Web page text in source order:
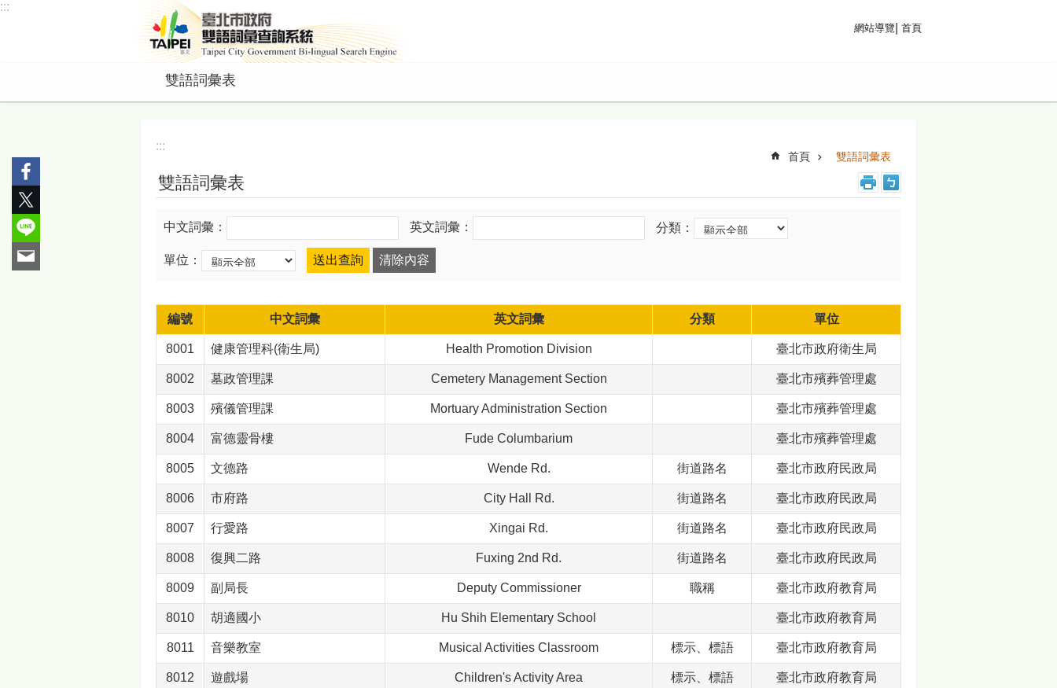
跳到主要內容區塊
:::
網站導覽 首頁
雙語詞彙表
:::
首頁 雙語詞彙表
雙語詞彙表
中文詞彙： 英文詞彙： 分類：
單位：
編號 中文詞彙 英文詞彙 分類 單位
8001 健康管理科(衛生局) Health Promotion Division 臺北市政府衛生局
8002 墓政管理課 Cemetery Management Section 臺北市殯葬管理處
8003 殯儀管理課 Mortuary Administration Section 臺北市殯葬管理處
8004 富德靈骨樓 Fude Columbarium 臺北市殯葬管理處
8005 文德路 Wende Rd. 街道路名 臺北市政府民政局
8006 市府路 City Hall Rd. 街道路名 臺北市政府民政局
8007 行愛路 Xingai Rd. 街道路名 臺北市政府民政局
8008 復興二路 Fuxing 2nd Rd. 街道路名 臺北市政府民政局
8009 副局長 Deputy Commissioner 職稱 臺北市政府教育局
8010 胡適國小 Hu Shih Elementary School 臺北市政府教育局
8011 音樂教室 Musical Activities Classroom 標示、標語 臺北市政府教育局
8012 遊戲場 Children's Activity Area 標示、標語 臺北市政府教育局